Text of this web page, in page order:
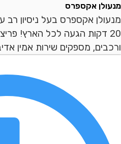
אקספרס
אקספרס בעל ניסיון רב עם
דקות הגעה לכל הארץ! פריצת
מספקים שירות אמין אדיב עם